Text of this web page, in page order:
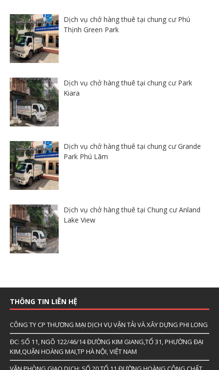
Dịch vụ chở hàng thuê tại chung cư Phú
Thịnh Green Park
Dịch vụ chở hàng thuê tại chung cư Park
Kiara
Dịch vụ chở hàng thuê tại chung cư Grande
Park Phú Lãm
Dịch vụ chở hàng thuê tại Chung cư Anland
Lake View
THÔNG TIN LIÊN HỆ
CÔNG TY CP THƯƠNG MẠI DỊCH VỤ VẬN TẢI VÀ XÂY DỰNG PHI LONG
ĐC: SỐ 11, NGÕ 122/46/14 ĐƯỜNG KIM GIANG,TỔ 31, PHƯỜNG ĐẠI
KIM,QUẬN HOÀNG MAI,TP HÀ NỘI, VIỆT NAM